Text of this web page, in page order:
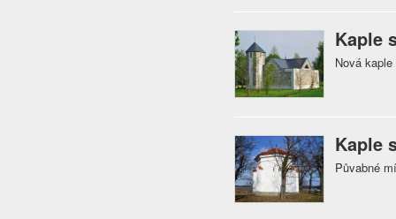
Kaple
Nová
Kaple
Půvabné